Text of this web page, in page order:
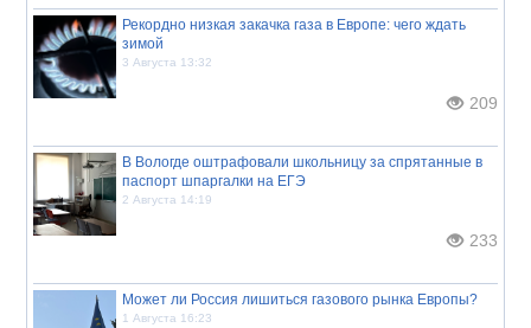
Рекордно низкая закачка газа в Европе: чего ждать
зимой
3 Августа 13:32
209
В Вологде оштрафовали школьницу за спрятанные в
паспорт шпаргалки на ЕГЭ
2 Августа 14:19
233
Может ли Россия лишиться газового рынка Европы?
1 Августа 16:23